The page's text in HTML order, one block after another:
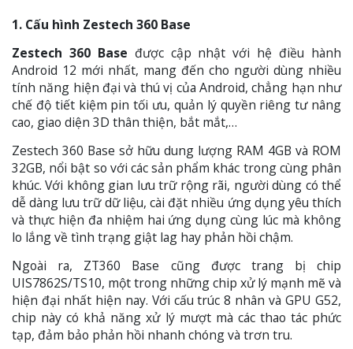
1. Cấu hình Zestech 360 Base
Zestech 360 Base được cập nhật với hệ điều hành
Android 12 mới nhất, mang đến cho người dùng nhiều
tính năng hiện đại và thú vị của Android, chẳng hạn như
chế độ tiết kiệm pin tối ưu, quản lý quyền riêng tư nâng
cao, giao diện 3D thân thiện, bắt mắt,…
Zestech 360 Base sở hữu dung lượng RAM 4GB và ROM
32GB, nổi bật so với các sản phẩm khác trong cùng phân
khúc. Với không gian lưu trữ rộng rãi, người dùng có thể
dễ dàng lưu trữ dữ liệu, cài đặt nhiều ứng dụng yêu thích
và thực hiện đa nhiệm hai ứng dụng cùng lúc mà không
lo lắng về tình trạng giật lag hay phản hồi chậm.
Ngoài ra, ZT360 Base cũng được trang bị chip
UIS7862S/TS10, một trong những chip xử lý mạnh mẽ và
hiện đại nhất hiện nay. Với cấu trúc 8 nhân và GPU G52,
chip này có khả năng xử lý mượt mà các thao tác phức
tạp, đảm bảo phản hồi nhanh chóng và trơn tru.